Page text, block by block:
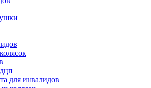
для инвалидов